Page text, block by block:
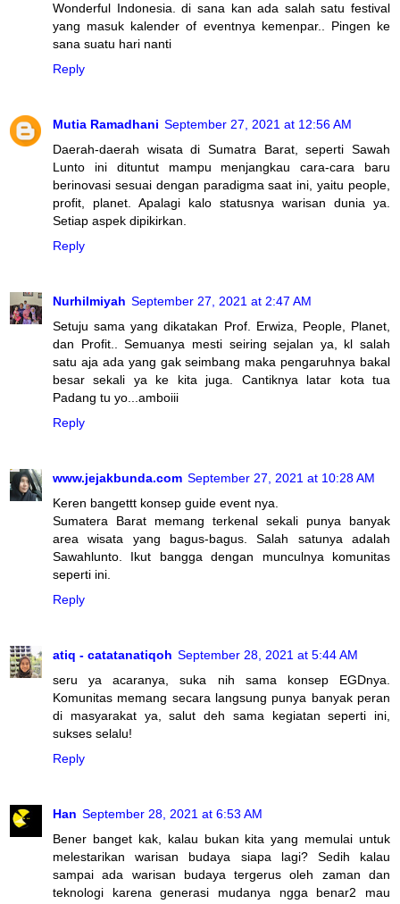
Wonderful Indonesia. di sana kan ada salah satu festival
yang masuk kalender of eventnya kemenpar.. Pingen ke
sana suatu hari nanti
Reply
Mutia Ramadhani September 27, 2021 at 12:56 AM
Daerah-daerah wisata di Sumatra Barat, seperti Sawah
Lunto ini dituntut mampu menjangkau cara-cara baru
berinovasi sesuai dengan paradigma saat ini, yaitu people,
profit, planet. Apalagi kalo statusnya warisan dunia ya.
Setiap aspek dipikirkan.
Reply
Nurhilmiyah September 27, 2021 at 2:47 AM
Setuju sama yang dikatakan Prof. Erwiza, People, Planet,
dan Profit.. Semuanya mesti seiring sejalan ya, kl salah
satu aja ada yang gak seimbang maka pengaruhnya bakal
besar sekali ya ke kita juga. Cantiknya latar kota tua
Padang tu yo...amboiii
Reply
www.jejakbunda.com September 27, 2021 at 10:28 AM
Keren bangettt konsep guide event nya.
Sumatera Barat memang terkenal sekali punya banyak
area wisata yang bagus-bagus. Salah satunya adalah
Sawahlunto. Ikut bangga dengan munculnya komunitas
seperti ini.
Reply
atiq - catatanatiqoh September 28, 2021 at 5:44 AM
seru ya acaranya, suka nih sama konsep EGDnya.
Komunitas memang secara langsung punya banyak peran
di masyarakat ya, salut deh sama kegiatan seperti ini,
sukses selalu!
Reply
Han September 28, 2021 at 6:53 AM
Bener banget kak, kalau bukan kita yang memulai untuk
melestarikan warisan budaya siapa lagi? Sedih kalau
sampai ada warisan budaya tergerus oleh zaman dan
teknologi karena generasi mudanya ngga benar2 mau